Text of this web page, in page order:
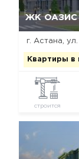
ЖК ОАЗИС
г. Астана,
Квартиры в
строится